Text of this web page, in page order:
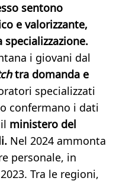
sentono
e valorizzante,
i giovani dal
tra domanda e
specializzati
confermano i dati
ministero del
Nel 2024 ammonta
personale, in
Tra le regioni,